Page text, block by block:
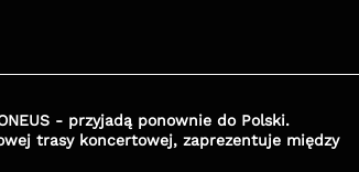
- przyjadą ponownie do Polski.
trasy koncertowej, zaprezentuje między